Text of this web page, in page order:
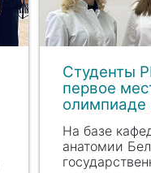
Студенты
первое
олимпиаде
На базе
анатомии